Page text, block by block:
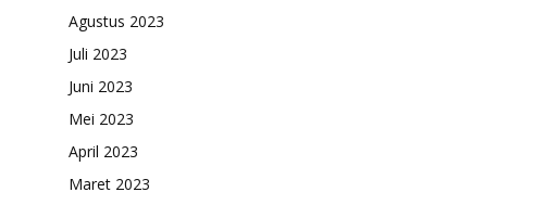
Agustus 2023
Juli 2023
Juni 2023
Mei 2023
April 2023
Maret 2023